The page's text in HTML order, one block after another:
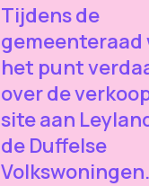
Tijdens de
gemeenteraad
het punt
over de
site aan
de Duffelse
Volkswoningen.